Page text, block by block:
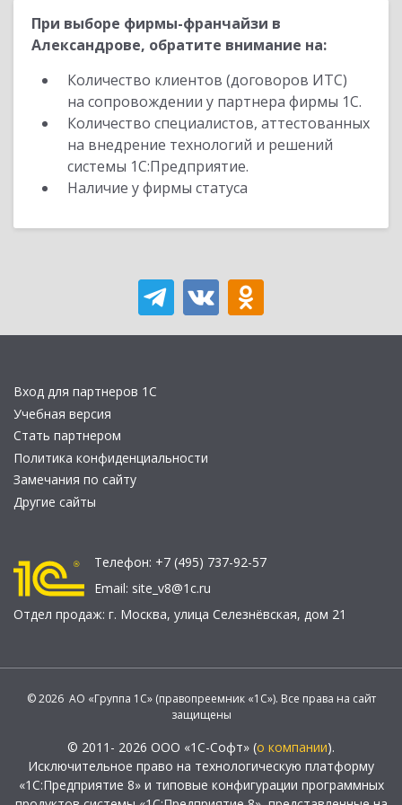
При выборе фирмы-франчайзи в
Александрове, обратите внимание на:
Количество клиентов (договоров ИТС)
на сопровождении у партнера фирмы 1С.
Количество специалистов, аттестованных
на внедрение технологий и решений
системы 1С:Предприятие.
Наличие у фирмы статуса
Вход для партнеров 1С
Учебная версия
Стать партнером
Политика конфиденциальности
Замечания по сайту
Другие сайты
Телефон: +7 (495) 737-92-57
Email: site_v8@1c.ru
Отдел продаж: г. Москва, улица Селезнёвская, дом 21
© 2026 АО «Группа 1С» (правопреемник «1С»). Все права на сайт
защищены
© 2011- 2026 ООО «1С-Софт» (о компании).
Исключительное право на технологическую платформу
«1С:Предприятие 8» и типовые конфигурации программных